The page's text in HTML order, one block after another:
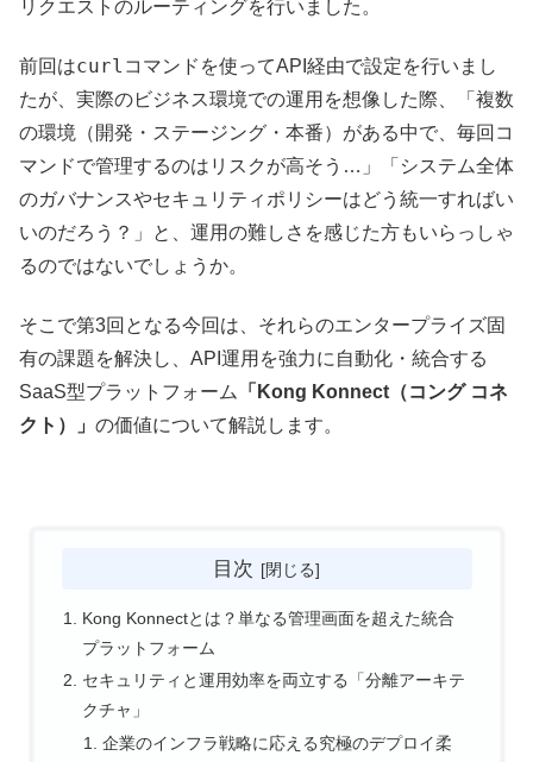
リクエストのルーティングを行いました。
前回はcurl コマンドを使ってAPI経由で設定を行いまし
たが、実際のビジネス環境での運用を想像した際、「複数
の環境（開発・ステージング・本番）がある中で、毎回コ
マンドで管理するのはリスクが高そう…」「システム全体
のガバナンスやセキュリティポリシーはどう統一すればい
いのだろう？」と、運用の難しさを感じた方もいらっしゃ
るのではないでしょうか。
そこで第3回となる今回は、それらのエンタープライズ固
有の課題を解決し、API運用を強力に自動化・統合する
SaaS型プラットフォーム
「Kong Konnect（コング コネ
クト）」 の価値について解説します。
目次
Kong Konnectとは？単なる管理画面を超えた統合
プラットフォーム
セキュリティと運用効率を両立する「分離アーキテ
クチャ」
企業のインフラ戦略に応える究極のデプロイ柔